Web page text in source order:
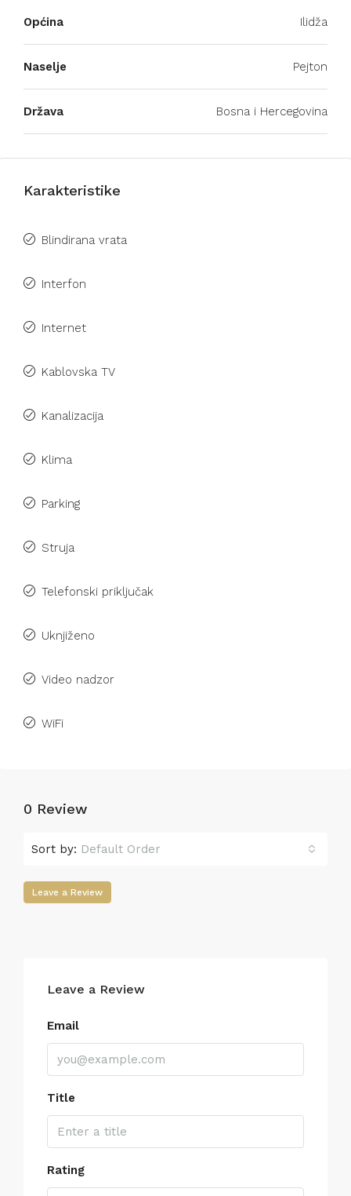
Općina Ilidža
Naselje Pejton
Država Bosna i Hercegovina
Karakteristike
Blindirana vrata
Interfon
Internet
Kablovska TV
Kanalizacija
Klima
Parking
Struja
Telefonski priključak
Uknjiženo
Video nadzor
WiFi
0 Review
Sort by: Default Order
Leave a Review
Leave a Review
Email
Title
Rating